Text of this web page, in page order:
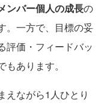
ンバー個人の成長の
。一方で、目標の妥
評価・フィードバッ
あります。
ながら1人ひとり